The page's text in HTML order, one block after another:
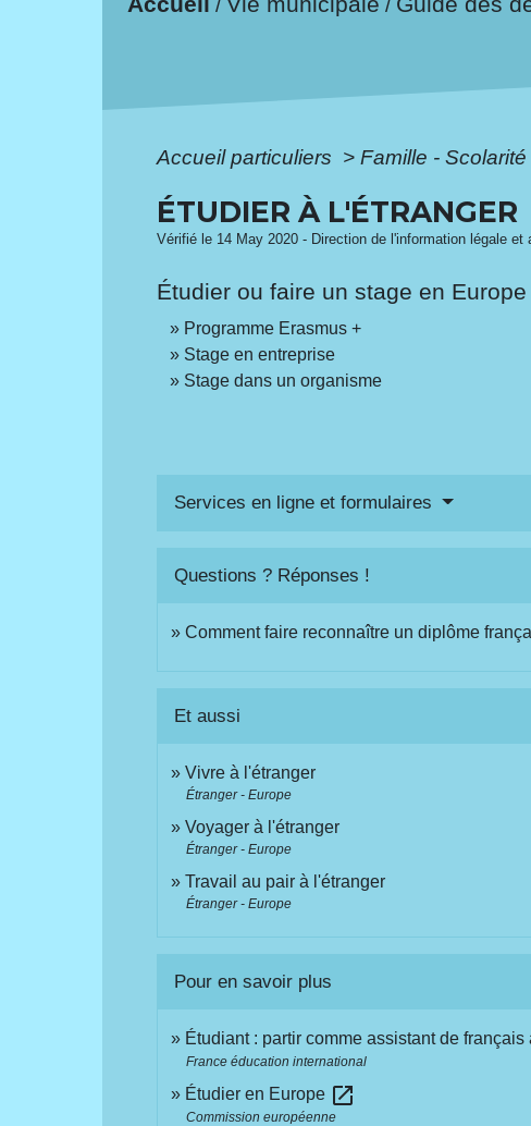
/ /
Accueil particuliers > Famille - Scolarité
ÉTUDIER À L'ÉTRANGER
Vérifié le 14 May 2020 - Direction de l'information légale
Étudier ou faire un stage en Europe
Programme Erasmus +
Stage en entreprise
Stage dans un organisme
Services en ligne et formulaires
Questions ? Réponses !
Comment faire reconnaître un diplôme
Et aussi
Vivre à l'étranger
Étranger - Europe
Voyager à l'étranger
Étranger - Europe
Travail au pair à l'étranger
Étranger - Europe
Pour en savoir plus
Étudiant : partir comme assistant de français
France éducation international
Étudier en Europe open_in_new
Commission européenne